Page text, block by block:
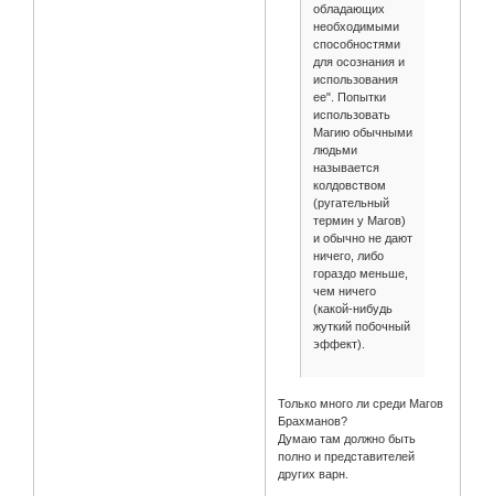
обладающих
необходимыми
способностями
для осознания и
использования
ее". Попытки
использовать
Магию обычными
людьми
называется
колдовством
(ругательный
термин у Магов)
и обычно не дают
ничего, либо
гораздо меньше,
чем ничего
(какой-нибудь
жуткий побочный
эффект).
Только много ли среди Магов
Брахманов?
Думаю там должно быть
полно и представителей
других варн.